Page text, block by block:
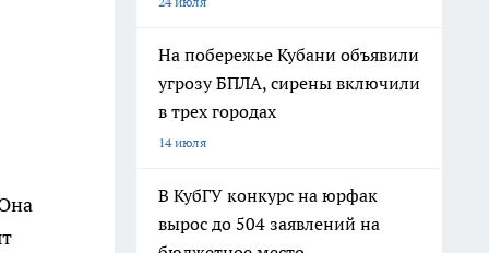
На побережье Кубани объявили
угрозу БПЛА, сирены включили
в трех городах
14 июля
В КубГУ конкурс на юрфак
вырос до 504 заявлений на